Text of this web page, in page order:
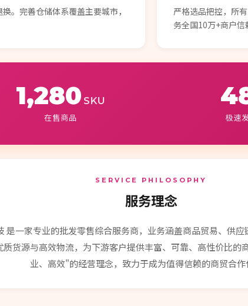
。完善仓储体系覆盖主要城市，
严格选品把控，所
务全国10万+商户信
1,280 SKU
在售商品 极速
SERVICE PHILOSOPHY
服务理念
是一家专业的批发零售综合服务商，业务涵盖商品贸易、供应
质货源与高效物流，为下游客户提供丰富、可靠、高性价比的
业、高效"的经营理念，致力于成为值得信赖的商贸合作